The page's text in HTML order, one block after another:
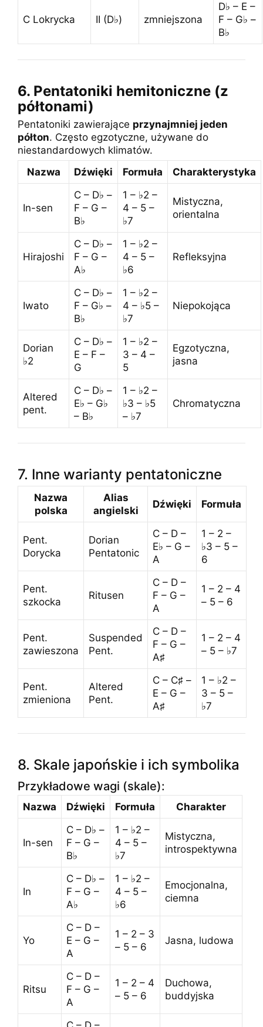
C Lokrycka II (D♭) zmniejszona
D♭ – E –
F – G♭ –
B♭
6. Pentatoniki hemitoniczne (z
półtonami)
Pentatoniki zawierające przynajmniej jeden
półton. Często egzotyczne, używane do
niestandardowych klimatów.
Nazwa
Dźwięki Formuła Charakterystyka
In-sen
C – D♭ –
F – G –
B♭
1 – ♭2 –
4 – 5 –
♭7
Mistyczna,
orientalna
Hirajoshi
C – D♭ –
F – G –
A♭
1 – ♭2 –
4 – 5 –
♭6
Refleksyjna
Iwato
C – D♭ –
F – G♭ –
B♭
1 – ♭2 –
4 – ♭5 –
♭7
Niepokojąca
Dorian
♭2
C – D♭ –
E – F –
G
1 – ♭2 –
3 – 4 –
5
Egzotyczna,
jasna
Altered
pent.
C – D♭ –
E♭ – G♭
– B♭
1 – ♭2 –
♭3 – ♭5
– ♭7
Chromatyczna
7. Inne warianty pentatoniczne
Nazwa
polska
Alias
angielski
Dźwięki Formuła
Pent.
Dorycka
Dorian
Pentatonic
C – D –
E♭ – G –
A
1 – 2 –
♭3 – 5 –
6
Pent.
szkocka
Ritusen
C – D –
F – G –
A
1 – 2 – 4
– 5 – 6
Pent.
zawieszona
Suspended
Pent.
C – D –
F – G –
A♯
1 – 2 – 4
– 5 – ♭7
Pent.
zmieniona
Altered
Pent.
C – C♯ –
E – G –
A♯
1 – ♭2 –
3 – 5 –
♭7
8. Skale japońskie i ich symbolika
Przykładowe wagi (skale):
Nazwa Dźwięki Formuła Charakter
In-sen
C – D♭ –
F – G –
B♭
1 – ♭2 –
4 – 5 –
♭7
Mistyczna,
introspektywna
In
C – D♭ –
F – G –
A♭
1 – ♭2 –
4 – 5 –
♭6
Emocjonalna,
ciemna
Yo
C – D –
E – G –
A
1 – 2 – 3
– 5 – 6
Jasna, ludowa
Ritsu
C – D –
F – G –
A
1 – 2 – 4
– 5 – 6
Duchowa,
buddyjska